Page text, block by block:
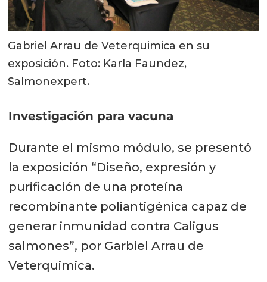
Gabriel Arrau de Veterquimica en su
exposición. Foto: Karla Faundez,
Salmonexpert.
Investigación para vacuna
Durante el mismo módulo, se presentó
la exposición “Diseño, expresión y
purificación de una proteína
recombinante poliantigénica capaz de
generar inmunidad contra Caligus
salmones”, por Garbiel Arrau de
Veterquimica.